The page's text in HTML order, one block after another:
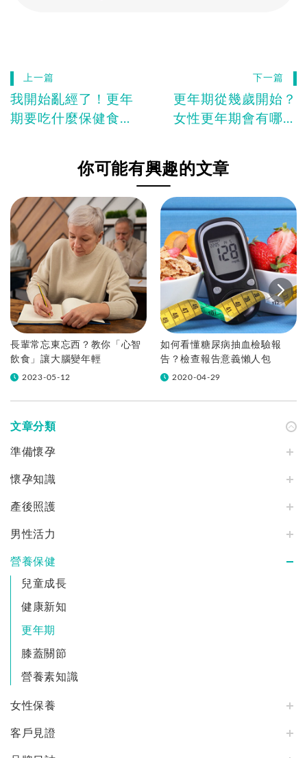
上一篇
我開始亂經了！更年
期要吃什麼保健食
下一篇
更年期從幾歲開始？
女性更年期會有哪些
你可能有興趣的文章
長輩常忘東忘西？教你「心智
飲食」讓大腦變年輕
2023-05-12
如何看懂糖尿病抽血檢驗報
告？檢查報告意義懶人包
2020-04-29
文章分類
準備懷孕
懷孕知識
產後照護
男性活力
營養保健
兒童成長
健康新知
更年期
膝蓋關節
營養素知識
女性保養
客戶見證